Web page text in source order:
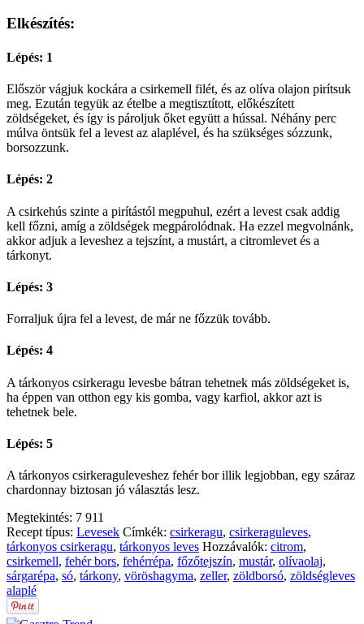
Elkészítés:
Lépés: 1
Először vágjuk kockára a csirkemell filét, és az olíva olajon pirítsuk
meg. Ezután tegyük az ételbe a megtisztított, előkészített
zöldségeket, és így is pároljuk őket együtt a hússal. Néhány perc
múlva öntsük fel a levest az alaplével, és ha szükséges sózzunk,
borsozzunk.
Lépés: 2
A csirkehús szinte a pirítástól megpuhul, ezért a levest csak addig
kell főzni, amíg a zöldségek megpárolódnak. Ha ezzel megvolnánk,
akkor adjuk a leveshez a tejszínt, a mustárt, a citromlevet és a
tárkonyt.
Lépés: 3
Forraljuk újra fel a levest, de már ne főzzük tovább.
Lépés: 4
A tárkonyos csirkeragu levesbe bátran tehetnek más zöldségeket is,
ha éppen van otthon egy kis gomba, vagy karfiol, akkor azt is
tehetnek bele.
Lépés: 5
A tárkonyos csirkeraguleveshez fehér bor illik legjobban, egy száraz
chardonnay biztosan jó választás lesz.
Megtekintés: 7 911
Recept típus: Levesek Címkék: csirkeragu, csirkeraguleves,
tárkonyos csirkeragu, tárkonyos leves Hozzávalók: citrom,
csirkemell, fehér bors, fehérrépa, főzőtejszín, mustár, olívaolaj,
sárgarépa, só, tárkony, vöröshagyma, zeller, zöldborsó, zöldségleves
alaplé